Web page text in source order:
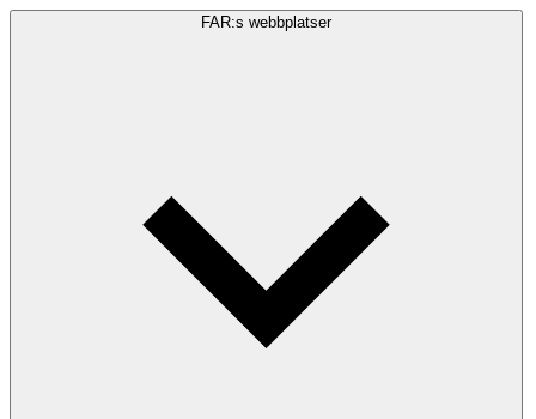
FAR:s webbplatser